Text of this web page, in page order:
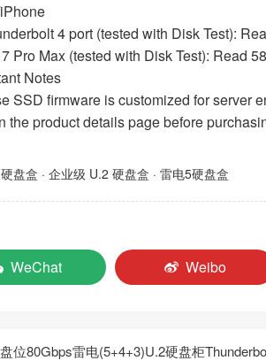
4 port (tested with Disk Test):
Pro Max (tested with Disk Test): Read
Notes
SSD firmware is customized for server
the product details page before
盘盒 · 企业级 U.2 硬盘盒 · 雷电5硬盘盒
WeChat
Weibo
位80Gbps雷电(5+4+3)U.2硬盘柜